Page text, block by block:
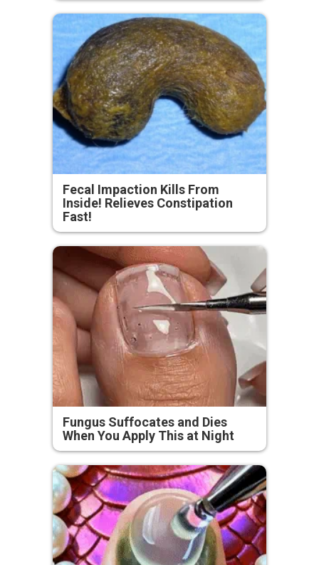
Fecal Impaction Kills From
Inside! Relieves Constipation
Fast!
Fungus Suffocates and Dies
When You Apply This at Night